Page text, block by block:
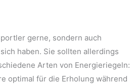
gerne, sondern auch
haben. Sie sollten allerdings
Arten von Energieriegeln:
optimal für die Erholung während